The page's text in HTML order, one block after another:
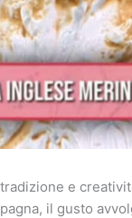
e
il gusto